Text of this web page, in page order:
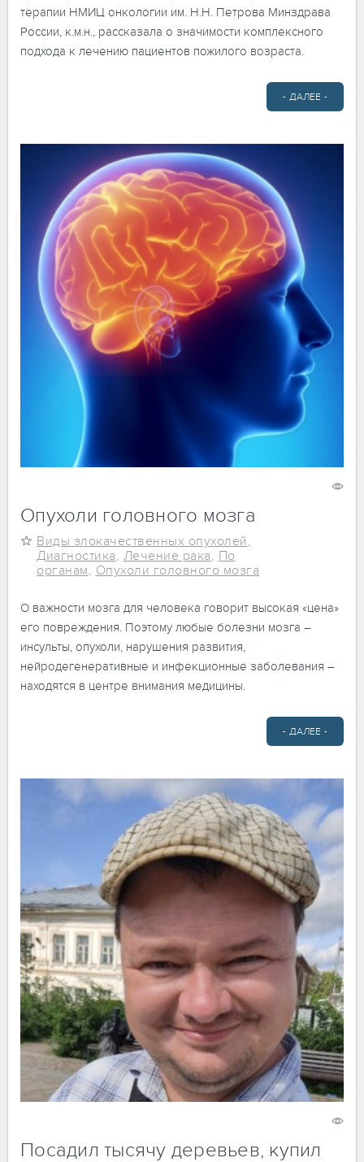
терапии НМИЦ онкологии им. Н.Н. Петрова Минздрава
России, к.м.н., рассказала о значимости комплексного
подхода к лечению пациентов пожилого возраста.
- ДАЛЕЕ -
Опухоли головного мозга
Виды злокачественных опухолей,
Диагностика, Лечение рака, По
органам, Опухоли головного мозга
О важности мозга для человека говорит высокая «цена»
его повреждения. Поэтому любые болезни мозга –
инсульты, опухоли, нарушения развития,
нейродегенеративные и инфекционные заболевания –
находятся в центре внимания медицины.
- ДАЛЕЕ -
Посадил тысячу деревьев, купил